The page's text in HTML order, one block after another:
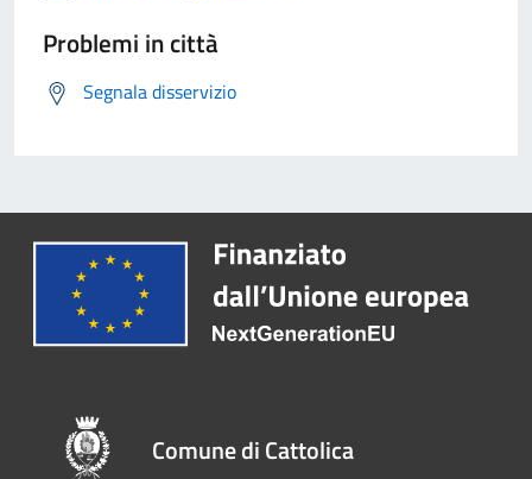
Problemi in città
Segnala disservizio
Comune di Cattolica